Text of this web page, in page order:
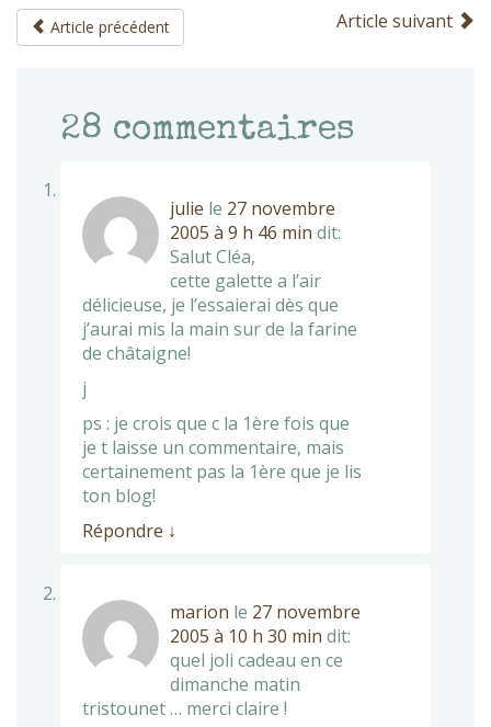
Article précédent Article suivant
28 commentaires
julie le 27 novembre
2005 à 9 h 46 min dit:
Salut Cléa,
cette galette a l’air
délicieuse, je l’essaierai dès que
j’aurai mis la main sur de la farine
de châtaigne!
j
ps : je crois que c la 1ère fois que
je t laisse un commentaire, mais
certainement pas la 1ère que je lis
ton blog!
Répondre ↓
marion le 27 novembre
2005 à 10 h 30 min dit:
quel joli cadeau en ce
dimanche matin
tristounet … merci claire !